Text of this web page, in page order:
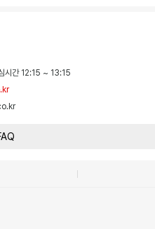
시간 12:15 ~ 13:15